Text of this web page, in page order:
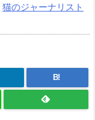
猫のジャーナリスト
B!